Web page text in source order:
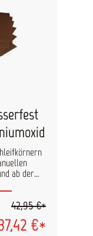
ab der
mit
Block
schleifen
€*
42,95 €*